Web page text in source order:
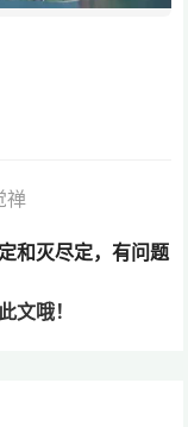
禅
和灭尽定，有问题
文哦！